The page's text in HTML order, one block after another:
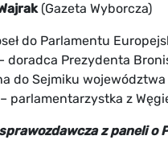
(Gazeta Wyborcza)
do Parlamentu
doradca Prezydenta
do Sejmiku
parlamentarzystka z
z paneli o